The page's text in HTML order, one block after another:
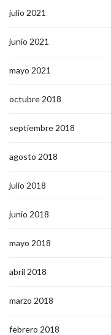
julio 2021
junio 2021
mayo 2021
octubre 2018
septiembre 2018
agosto 2018
julio 2018
junio 2018
mayo 2018
abril 2018
marzo 2018
febrero 2018